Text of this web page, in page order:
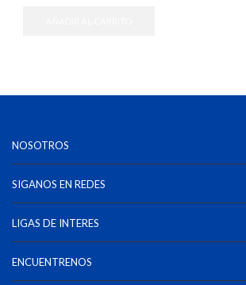
NOSOTROS
SIGANOS EN REDES
LIGAS DE INTERES
ENCUENTRENOS